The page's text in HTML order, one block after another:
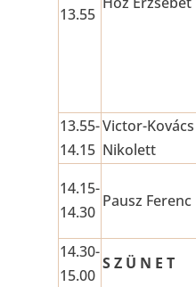
13.55
13.55-
14.15
Victor-Kovács
Nikolett
14.15-
14.30
Pausz Ferenc
14.30-
15.00
S Z Ü N E T